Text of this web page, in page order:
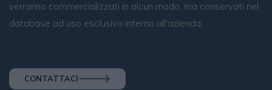
verranno commercializzati in alcun modo, ma conservati nel
database ad uso esclusivo interno all'azienda.
CONTATTACI